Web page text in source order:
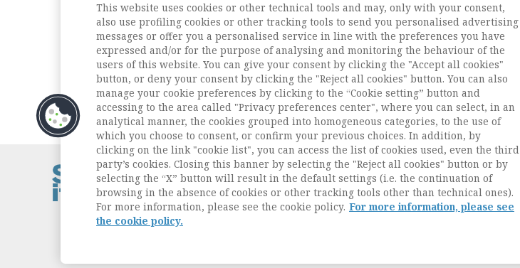
L'intervista
Intervista ad Enzo
Mingione, a cura di Mara
Tognetti Bordogna
Archivio della rivista
Contatti / Contacts
Privacy
Cookie Policy
Whistleblowing
This website uses cookies or other technical tools and may, only with your consent,
also use profiling cookies or other tracking tools to send you personalised advertising
messages or offer you a personalised service in line with the preferences you have
expressed and/or for the purpose of analysing and monitoring the behaviour of the
users of this website. You can give your consent by clicking the "Accept all cookies"
button, or deny your consent by clicking the "Reject all cookies" button. You can also
manage your cookie preferences by clicking to the “Cookie setting” button and
accessing to the area called "Privacy preferences center", where you can select, in an
analytical manner, the cookies grouped into homogeneous categories, to the use of
which you choose to consent, or confirm your previous choices. In addition, by
clicking on the link "cookie list", you can access the list of cookies used, even the third
party’s cookies. Closing this banner by selecting the "Reject all cookies" button or by
selecting the “X” button will result in the default settings (i.e. the continuation of
browsing in the absence of cookies or other tracking tools other than technical ones).
For more information, please see the cookie policy. For more information, please see
the cookie policy.